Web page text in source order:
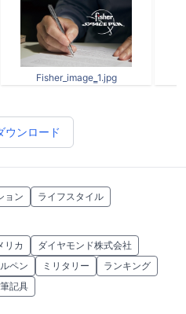
Fisher_image‗1.jpg
ウンロード
ョン ライフスタイル
リカ
ダイヤモンド株式会社
ペン ミリタリー
ランキング
筆記具